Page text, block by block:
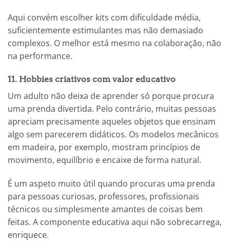
Aqui convém escolher kits com dificuldade média,
suficientemente estimulantes mas não demasiado
complexos. O melhor está mesmo na colaboração, não
na performance.
11. Hobbies criativos com valor educativo
Um adulto não deixa de aprender só porque procura
uma prenda divertida. Pelo contrário, muitas pessoas
apreciam precisamente aqueles objetos que ensinam
algo sem parecerem didáticos. Os modelos mecânicos
em madeira, por exemplo, mostram princípios de
movimento, equilíbrio e encaixe de forma natural.
É um aspeto muito útil quando procuras uma prenda
para pessoas curiosas, professores, profissionais
técnicos ou simplesmente amantes de coisas bem
feitas. A componente educativa aqui não sobrecarrega,
enriquece.